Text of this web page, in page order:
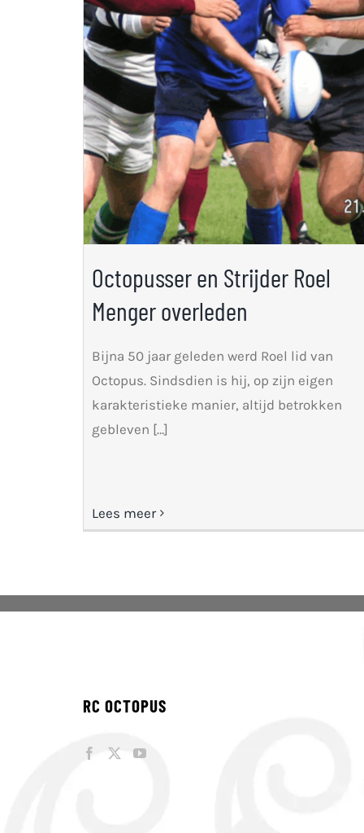
Octopusser en Strijder Roel
Menger overleden
Bijna 50 jaar geleden werd Roel lid van
Octopus. Sindsdien is hij, op zijn eigen
karakteristieke manier, altijd betrokken
gebleven […]
Lees meer
RC OCTOPUS